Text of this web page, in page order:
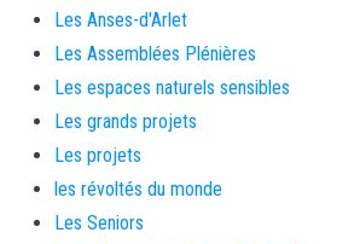
Les Anses-d'Arlet
Les Assemblées Plénières
Les espaces naturels sensibles
Les grands projets
Les projets
les révoltés du monde
Les Seniors